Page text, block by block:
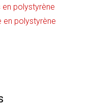
polystyrène
en polystyrène